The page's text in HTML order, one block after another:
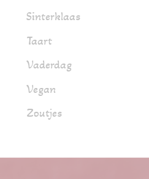
Sinterklaas
Taart
Vaderdag
Vegan
Zoutjes